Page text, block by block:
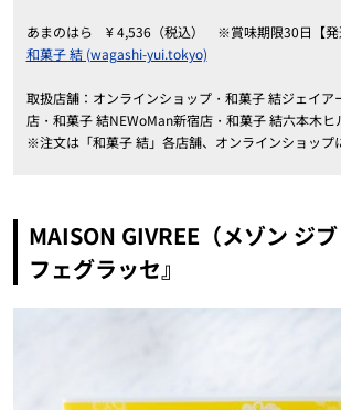
あまのはら ¥ 4,536（税込） ※賞味期限30日【発
和菓子 結 (wagashi-yui.tokyo)
取扱店舗：オンラインショップ・和菓子 結ジェイア
店・和菓子 結NEWoMan新宿店・和菓子 結六本木
※注文は「和菓子 結」各店舗、オンラインショップ
MAISON GIVREE（メゾン ジ
フェグラッセ』